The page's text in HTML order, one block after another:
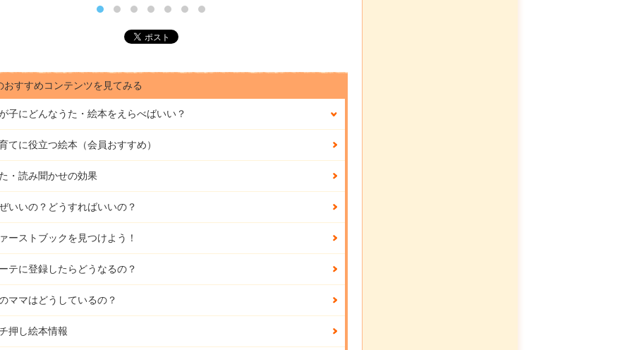
おすすめコンテンツを見てみる
子にどんなうた・絵本をえらべばいい？
てに役立つ絵本（会員おすすめ）
・読み聞かせの効果
いいの？どうすればいいの？
ーストブックを見つけよう！
テに登録したらどうなるの？
ママはどうしているの？
押し絵本情報